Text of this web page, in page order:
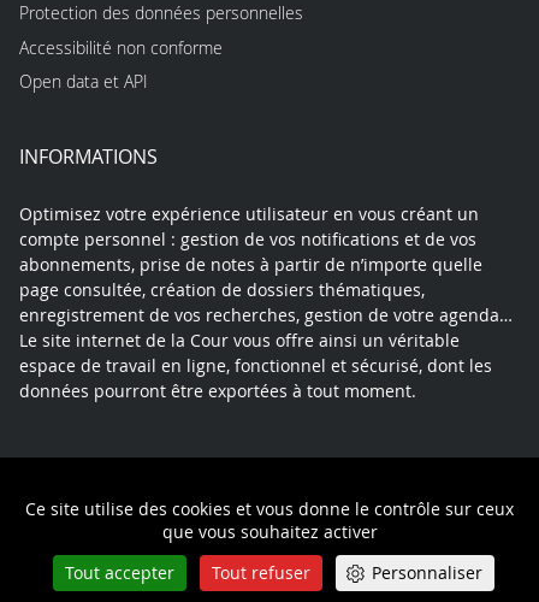
Ce site utilise des cookies et vous donne le contrôle sur ceux
que vous souhaitez activer
Tout accepter
Tout refuser Personnaliser
Protection des données personnelles
Accessibilité non conforme
Open data et API
INFORMATIONS
Optimisez votre expérience utilisateur en vous créant un
compte personnel : gestion de vos notifications et de vos
abonnements, prise de notes à partir de n’importe quelle
page consultée, création de dossiers thématiques,
enregistrement de vos recherches, gestion de votre agenda…
Le site internet de la Cour vous offre ainsi un véritable
espace de travail en ligne, fonctionnel et sécurisé, dont les
données pourront être exportées à tout moment.
Politique de confidentialité